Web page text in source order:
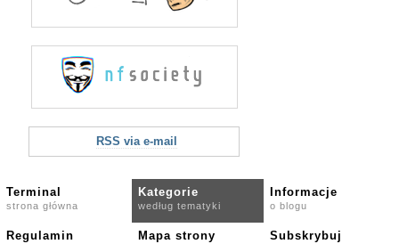
RSS via e-mail
Terminal
strona główna
Kategorie
według tematyki
Informacje
o blogu
Regulamin Mapa strony Subskrybuj